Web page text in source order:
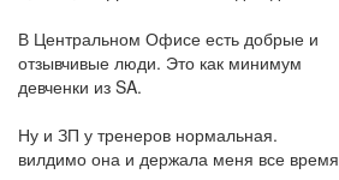
В Центральном Офисе есть добрые и
отзывчивые люди. Это как минимум
девченки из SA.
Ну и ЗП у тренеров нормальная.
вилдимо она и держала меня все время